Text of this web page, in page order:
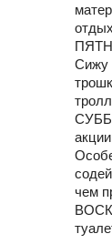
Сижу
чем